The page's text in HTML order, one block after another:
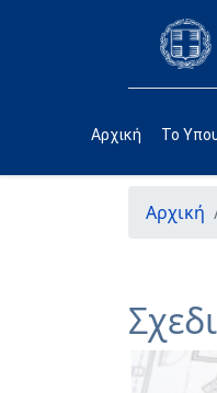
Αρχική Το
Αρχική